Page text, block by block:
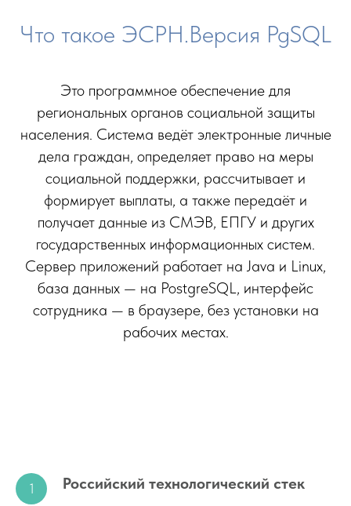
Что такое ЭСРН.Версия PgSQL
Это программное обеспечение для
региональных органов социальной защиты
населения. Система ведёт электронные личные
дела граждан, определяет право на меры
социальной поддержки, рассчитывает и
формирует выплаты, а также передаёт и
получает данные из СМЭВ, ЕПГУ и других
государственных информационных систем.
Сервер приложений работает на Java и Linux,
база данных — на PostgreSQL, интерфейс
сотрудника — в браузере, без установки на
рабочих местах.
Российский технологический стек